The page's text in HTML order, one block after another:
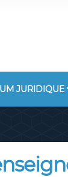
JURIDIQUE